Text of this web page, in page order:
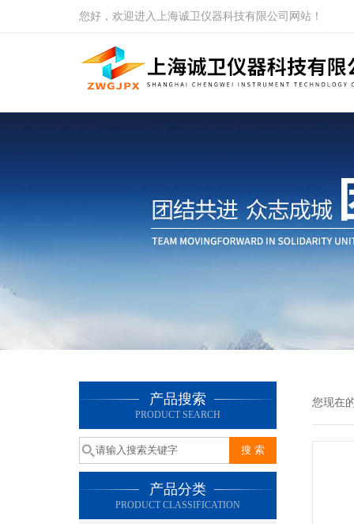
您好，欢迎进入上海诚卫仪器科技有限公司网站！
产品搜索
PRODUCT SEARCH
产品分类
PRODUCT CLASSIFICATION
您现在